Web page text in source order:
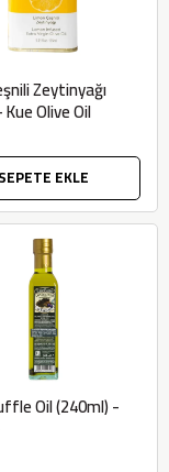
Zeytinyağı
Olive Oil
SEPETE EKLE
Oil (240ml) -